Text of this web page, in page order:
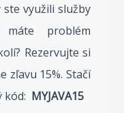
ste využili služby
máte problém
Rezervujte si
zľavu 15%. Stačí
kód: MYJAVA15